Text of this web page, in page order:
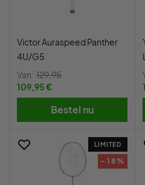
Victor Auraspeed Panther
4U/G5
Van: 129,95
109,95 €
Bestel nu
LIMITED
- 18%